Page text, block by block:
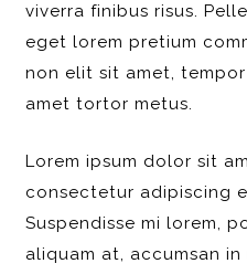
viverra finibus risus.
eget lorem pretium
non elit sit amet,
amet tortor metus.
Lorem ipsum dolor sit
consectetur adipiscing
Suspendisse mi lorem,
aliquam at, accumsan in